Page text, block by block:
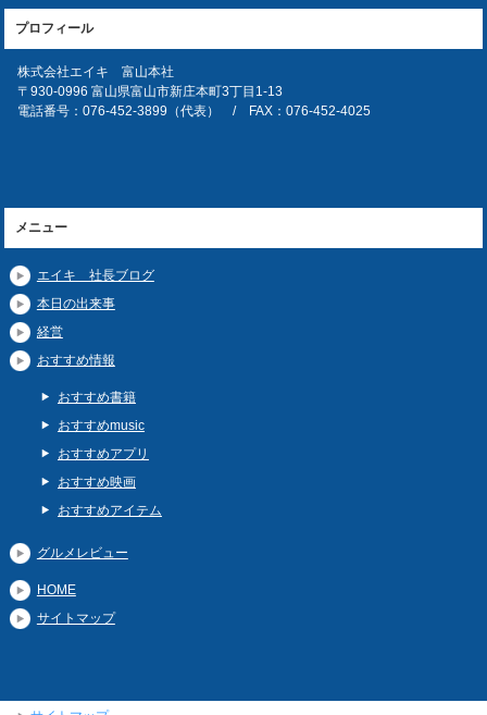
プロフィール
株式会社エイキ 富山本社
〒930-0996 富山県富山市新庄本町3丁目1-13
電話番号：076-452-3899（代表） / FAX：076-452-4025
メニュー
エイキ 社長ブログ
本日の出来事
経営
おすすめ情報
おすすめ書籍
おすすめmusic
おすすめアプリ
おすすめ映画
おすすめアイテム
グルメレビュー
HOME
サイトマップ